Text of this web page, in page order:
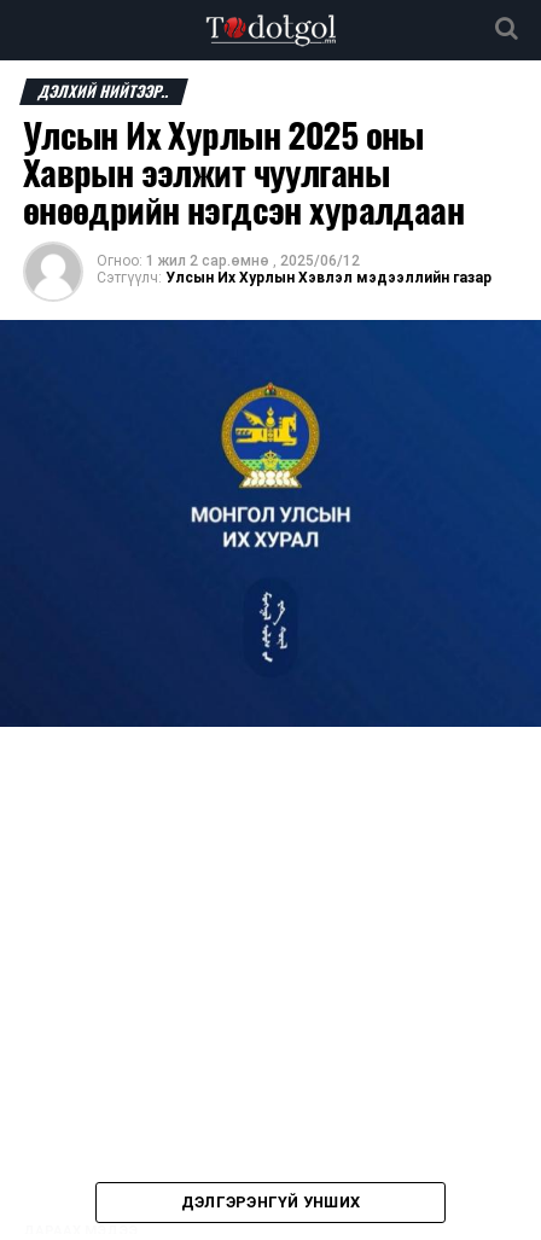
ДЭЛХИЙ НИЙТЭЭР..
Улсын Их Хурлын 2025 оны
Хаврын ээлжит чуулганы
өнөөдрийн нэгдсэн хуралдаан
Огноо: 1 жил 2 сар.өмнө , 2025/06/12
Сэтгүүлч: Улсын Их Хурлын Хэвлэл мэдээллийн газар
ДЭЛГЭРЭНГҮЙ УНШИХ